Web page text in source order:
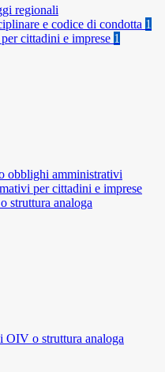
regionali
e codice di condotta 1
cittadini e imprese 1
obblighi amministrativi
per cittadini e imprese
struttura analoga
OIV o struttura analoga